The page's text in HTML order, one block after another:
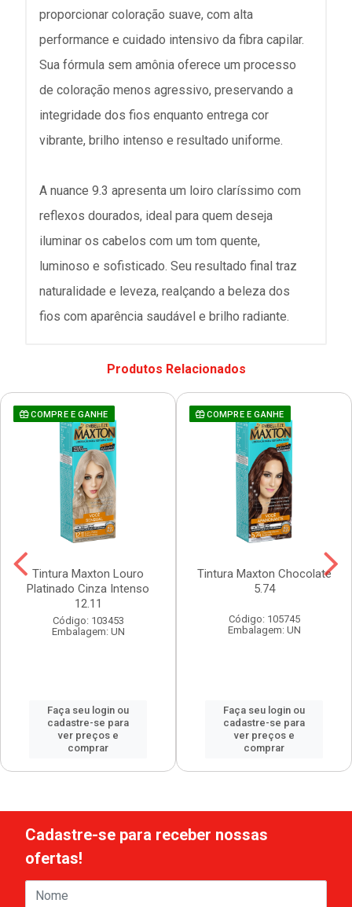
proporcionar coloração suave, com alta
performance e cuidado intensivo da fibra capilar.
Sua fórmula sem amônia oferece um processo
de coloração menos agressivo, preservando a
integridade dos fios enquanto entrega cor
vibrante, brilho intenso e resultado uniforme.
A nuance 9.3 apresenta um loiro claríssimo com
reflexos dourados, ideal para quem deseja
iluminar os cabelos com um tom quente,
luminoso e sofisticado. Seu resultado final traz
naturalidade e leveza, realçando a beleza dos
fios com aparência saudável e brilho radiante.
Produtos Relacionados
COMPRE E GANHE
Tintura Maxton Louro
Platinado Cinza Intenso
12.11
Código: 103453
Embalagem: UN
Faça seu login ou
cadastre-se para
ver preços e
comprar
COMPRE E GANHE
Tintura Maxton Chocolate
5.74
Código: 105745
Embalagem: UN
Faça seu login ou
cadastre-se para
ver preços e
comprar
Cadastre-se para receber nossas
ofertas!